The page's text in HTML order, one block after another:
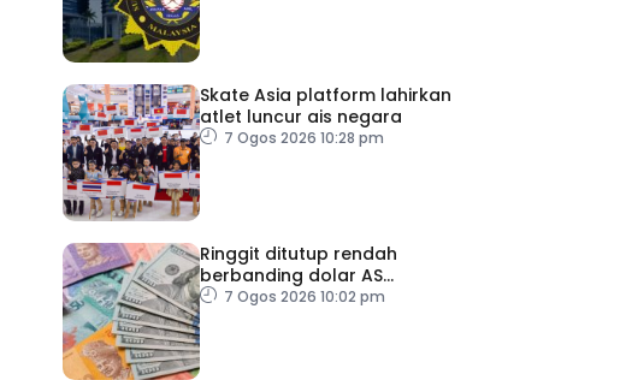
Skate Asia platform lahirkan
atlet luncur ais negara
7 Ogos 2026 10:28 pm
Ringgit ditutup rendah
berbanding dolar AS
menjelang pengumuman
7 Ogos 2026 10:02 pm